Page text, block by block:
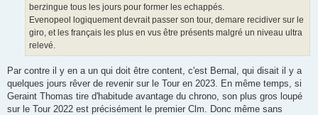
berzingue tous les jours pour former les echappés.
Evenopeol logiquement devrait passer son tour, demare recidiver sur le
giro, et les français les plus en vus être présents malgré un niveau ultra
relevé.
Par contre il y en a un qui doit être content, c'est Bernal, qui disait il y a
quelques jours rêver de revenir sur le Tour en 2023. En même temps, si
Geraint Thomas tire d'habitude avantage du chrono, son plus gros loupé
sur le Tour 2022 est précisément le premier Clm. Donc même sans